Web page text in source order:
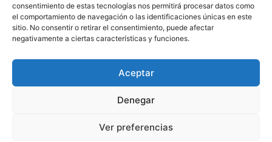
consentimiento de estas tecnologías nos permitirá procesar datos como
el comportamiento de navegación o las identificaciones únicas en este
sitio. No consentir o retirar el consentimiento, puede afectar
negativamente a ciertas características y funciones.
Aceptar
Denegar
Ver preferencias
Oraciones Diarias
Otras
Protección y Liberación
Salud y Sanación
WordPress